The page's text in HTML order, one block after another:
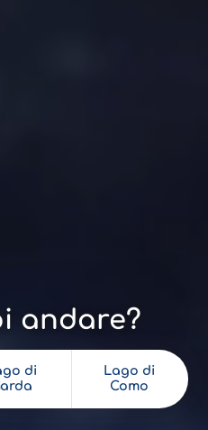
andare?
di
Lago di
Como